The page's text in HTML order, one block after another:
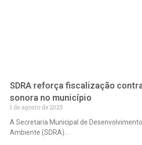
SDRA reforça fiscalização
sonora no município
1 de agosto de 2025
A Secretaria Municipal de
Ambiente (SDRA)